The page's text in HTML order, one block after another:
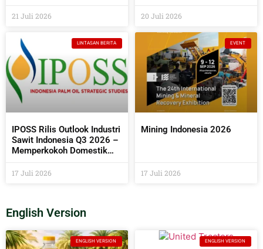
Teknologi AI
21 Juli 2026
Industri Sekaligus
Masyarakat
20 Juli 2026
LINTASAN BERITA
IPOSS Rilis Outlook Industri
Sawit Indonesia Q3 2026 –
Memperkokoh Domestik
Global
17 Juli 2026
EVENT
Mining Indonesia 2026
17 Juli 2026
English Version
ENGLISH VERSION ENGLISH VERSION